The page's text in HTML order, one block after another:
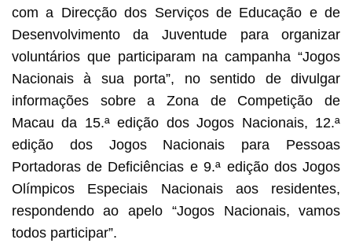
com a Direcção dos Serviços de Educação e de
Desenvolvimento da Juventude para organizar
voluntários que participaram na campanha “Jogos
Nacionais à sua porta”, no sentido de divulgar
informações sobre a Zona de Competição de
Macau da 15.ª edição dos Jogos Nacionais, 12.ª
edição dos Jogos Nacionais para Pessoas
Portadoras de Deficiências e 9.ª edição dos Jogos
Olímpicos Especiais Nacionais aos residentes,
respondendo ao apelo “Jogos Nacionais, vamos
todos participar”.